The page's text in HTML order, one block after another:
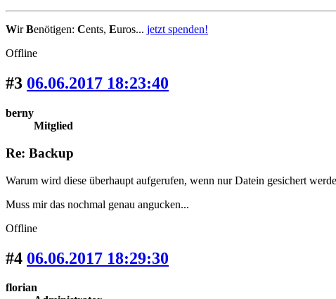
WirBenötigen: Cents, Euros... jetzt spenden!
Offline
#3 06.06.2017 18:23:40
berny
Mitglied
Re: Backup
Warum wird diese überhaupt aufgerufen, wenn nur Datein gesichert
Muss mir das nochmal genau angucken...
Offline
#4 06.06.2017 18:29:30
florian